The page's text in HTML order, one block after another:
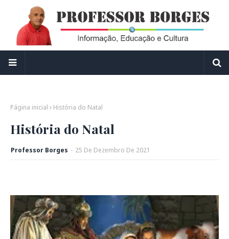
Página inicial História do Natal
História do Natal
Professor Borges - 25 De Dezembro De 2021